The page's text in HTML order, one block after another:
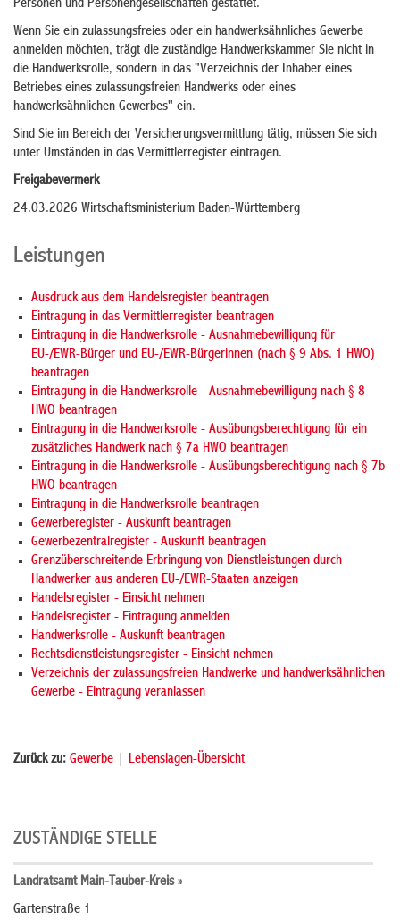
Personen und Personengesellschaften gestattet.
Wenn Sie ein zulassungsfreies oder ein handwerksähnliches Gewerbe
anmelden möchten, trägt die zuständige Handwerkskammer Sie nicht in
die Handwerksrolle, sondern in das "Verzeichnis der Inhaber eines
Betriebes eines zulassungsfreien Handwerks oder eines
handwerksähnlichen Gewerbes" ein.
Sind Sie im Bereich der Versicherungsvermittlung tätig, müssen Sie sich
unter Umständen in das Vermittlerregister eintragen.
Freigabevermerk
24.03.2026 Wirtschaftsministerium Baden-Württemberg
Leistungen
Ausdruck aus dem Handelsregister beantragen
Eintragung in das Vermittlerregister beantragen
Eintragung in die Handwerksrolle - Ausnahmebewilligung für
EU-/EWR-Bürger und EU-/EWR-Bürgerinnen (nach § 9 Abs. 1 HWO)
beantragen
Eintragung in die Handwerksrolle - Ausnahmebewilligung nach § 8
HWO beantragen
Eintragung in die Handwerksrolle - Ausübungsberechtigung für ein
zusätzliches Handwerk nach § 7a HWO beantragen
Eintragung in die Handwerksrolle - Ausübungsberechtigung nach § 7b
HWO beantragen
Eintragung in die Handwerksrolle beantragen
Gewerberegister - Auskunft beantragen
Gewerbezentralregister - Auskunft beantragen
Grenzüberschreitende Erbringung von Dienstleistungen durch
Handwerker aus anderen EU-/EWR-Staaten anzeigen
Handelsregister - Einsicht nehmen
Handelsregister - Eintragung anmelden
Handwerksrolle - Auskunft beantragen
Rechtsdienstleistungsregister - Einsicht nehmen
Verzeichnis der zulassungsfreien Handwerke und handwerksähnlichen
Gewerbe - Eintragung veranlassen
Zurück zu: Gewerbe Lebenslagen-Übersicht
ZUSTÄNDIGE STELLE
Landratsamt Main-Tauber-Kreis »
Gartenstraße 1